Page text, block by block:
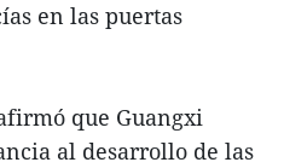
en las puertas
que Guangxi
al desarrollo de las